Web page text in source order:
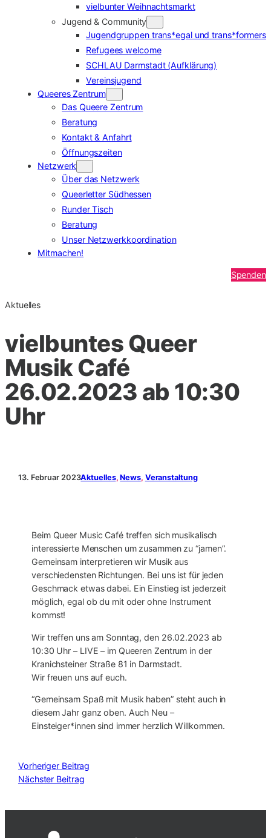
vielbunter Weihnachtsmarkt
Jugend & Community
Jugendgruppen trans*egal und trans*formers
Refugees welcome
SCHLAU Darmstadt (Aufklärung)
Vereinsjugend
Queeres Zentrum
Das Queere Zentrum
Beratung
Kontakt & Anfahrt
Öffnungszeiten
Netzwerk
Über das Netzwerk
Queerletter Südhessen
Runder Tisch
Beratung
Unser Netzwerkkoordination
Mitmachen!
Spenden
Aktuelles
vielbuntes Queer
Musik Café
26.02.2023 ab 10:30
Uhr
13. Februar 2023Aktuelles, News, Veranstaltung
Beim Queer Music Café treffen sich musikalisch
interessierte Menschen um zusammen zu “jamen”.
Gemeinsam interpretieren wir Musik aus
verschiedensten Richtungen. Bei uns ist für jeden
Geschmack etwas dabei. Ein Einstieg ist jederzeit
möglich, egal ob du mit oder ohne Instrument
kommst!
Wir treffen uns am Sonntag, den 26.02.2023 ab
10:30 Uhr – LIVE – im Queeren Zentrum in der
Kranichsteiner Straße 81 in Darmstadt.
Wir freuen uns auf euch.
“Gemeinsam Spaß mit Musik haben” steht auch in
diesem Jahr ganz oben. Auch Neu –
Einsteiger*innen sind immer herzlich Willkommen.
Vorheriger Beitrag
Nächster Beitrag